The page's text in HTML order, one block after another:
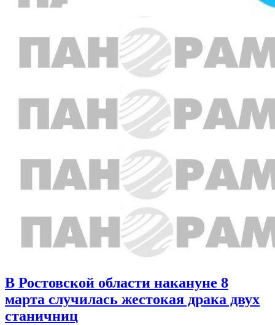
В Ростовской области накануне 8
марта случилась жестокая драка двух
станичниц